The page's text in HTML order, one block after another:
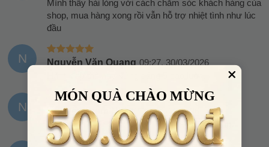
Mình thấy hài lòng với cách chăm sóc khách hàng của
shop, mua hàng xong rồi vẫn hỗ trợ nhiệt tình như lúc
đầu
N Nguyễn Văn Quang 09:27, 30/03/2026
N Nguyễn Diễm Nhi 12:30, 28/03/2026
sản phẩm nhìn sịn sò lắm nên mua và sử dụng.
MÓN QUÀ CHÀO MỪNG